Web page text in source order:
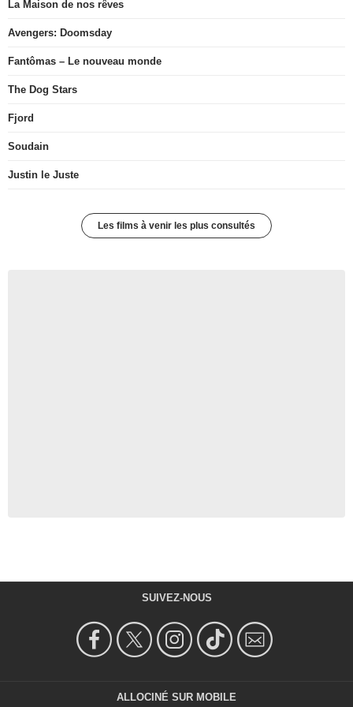
La Maison de nos rêves
Avengers: Doomsday
Fantômas – Le nouveau monde
The Dog Stars
Fjord
Soudain
Justin le Juste
Les films à venir les plus consultés
SUIVEZ-NOUS
ALLOCINÉ SUR MOBILE